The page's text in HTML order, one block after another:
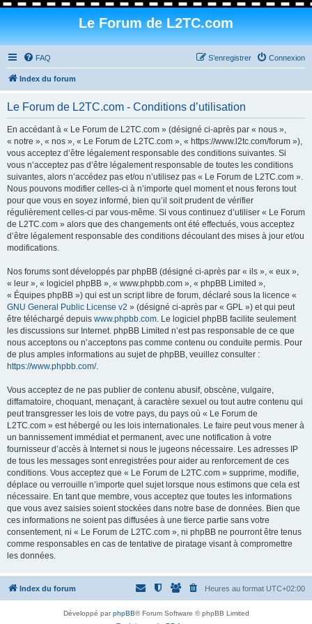
Le Forum de L2TC.com
FAQ Connexion
S’enregistrer
Index du forum
Le Forum de L2TC.com - Conditions d’utilisation
En accédant à « Le Forum de L2TC.com » (désigné ci-après par « nous »,
« notre », « nos », « Le Forum de L2TC.com », « https://www.l2tc.com/forum »),
vous acceptez d’être légalement responsable des conditions suivantes. Si
vous n’acceptez pas d’être légalement responsable de toutes les conditions
suivantes, alors n’accédez pas et/ou n’utilisez pas « Le Forum de L2TC.com ».
Nous pouvons modifier celles-ci à n’importe quel moment et nous ferons tout
pour que vous en soyez informé, bien qu’il soit prudent de vérifier
régulièrement celles-ci par vous-même. Si vous continuez d’utiliser « Le Forum
de L2TC.com » alors que des changements ont été effectués, vous acceptez
d’être légalement responsable des conditions découlant des mises à jour et/ou
modifications.
Nos forums sont développés par phpBB (désigné ci-après par « ils », « eux »,
« leur », « logiciel phpBB », « www.phpbb.com », « phpBB Limited »,
« Équipes phpBB ») qui est un script libre de forum, déclaré sous la licence «
GNU General Public License v2 » (désigné ci-après par « GPL ») et qui peut
être téléchargé depuis www.phpbb.com. Le logiciel phpBB facilite seulement
les discussions sur Internet. phpBB Limited n’est pas responsable de ce que
nous acceptons ou n’acceptons pas comme contenu ou conduite permis. Pour
de plus amples informations au sujet de phpBB, veuillez consulter :
https://www.phpbb.com/.
Vous acceptez de ne pas publier de contenu abusif, obscène, vulgaire,
diffamatoire, choquant, menaçant, à caractère sexuel ou tout autre contenu qui
peut transgresser les lois de votre pays, du pays où « Le Forum de
L2TC.com » est hébergé ou les lois internationales. Le faire peut vous mener à
un bannissement immédiat et permanent, avec une notification à votre
fournisseur d’accès à Internet si nous le jugeons nécessaire. Les adresses IP
de tous les messages sont enregistrées pour aider au renforcement de ces
conditions. Vous acceptez que « Le Forum de L2TC.com » supprime, modifie,
déplace ou verrouille n’importe quel sujet lorsque nous estimons que cela est
nécessaire. En tant que membre, vous acceptez que toutes les informations
que vous avez saisies soient stockées dans notre base de données. Bien que
ces informations ne soient pas diffusées à une tierce partie sans votre
consentement, ni « Le Forum de L2TC.com », ni phpBB ne pourront être tenus
comme responsables en cas de tentative de piratage visant à compromettre
les données.
Index du forum Heures au format UTC+02:00
Développé parphpBB® Forum Software © phpBB Limited